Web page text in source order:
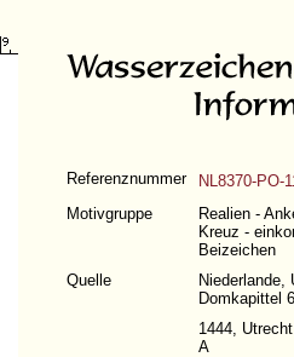
Referenznummer
NL8370-PO-
Motivgruppe
Realien -
Kreuz -
Beizeichen
Quelle
Domkapittel
1444, Utrecht
A